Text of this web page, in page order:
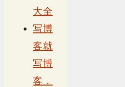
大全
写博
客就
写博
客，